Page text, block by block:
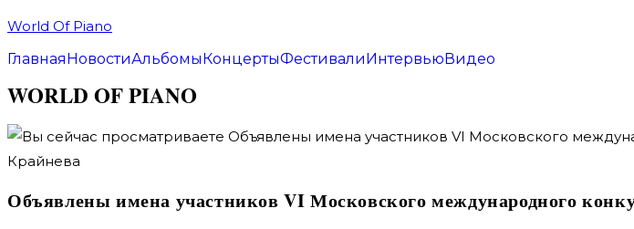
Перейти
к
World Of Piano
ГлавнаяНовостиАльбомыКонцертыФестивалиИнтервьюВидео
WORLD OF PIANO
Объявлены имена участников VI Московского международного